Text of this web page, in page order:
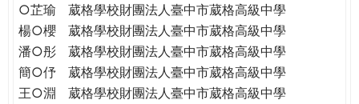
○芷瑜
葳格學校財團法人臺中市葳格高級中學
楊○櫻
葳格學校財團法人臺中市葳格高級中學
潘○彤
葳格學校財團法人臺中市葳格高級中學
簡○伃
葳格學校財團法人臺中市葳格高級中學
王○淵
葳格學校財團法人臺中市葳格高級中學